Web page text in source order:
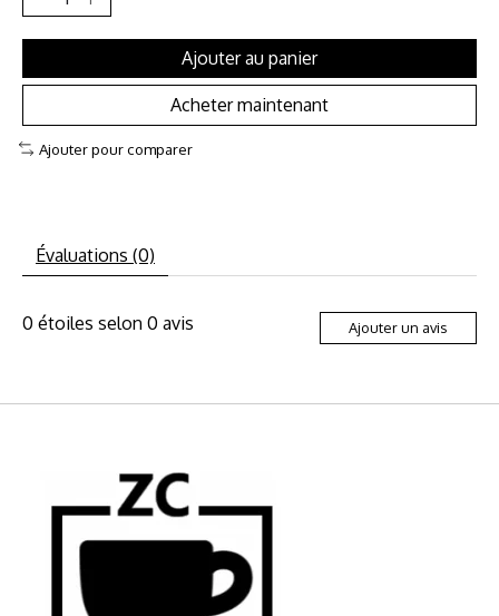
Ajouter au panier
Acheter maintenant
Ajouter pour comparer
Évaluations (0)
0 étoiles selon 0 avis Ajouter un avis